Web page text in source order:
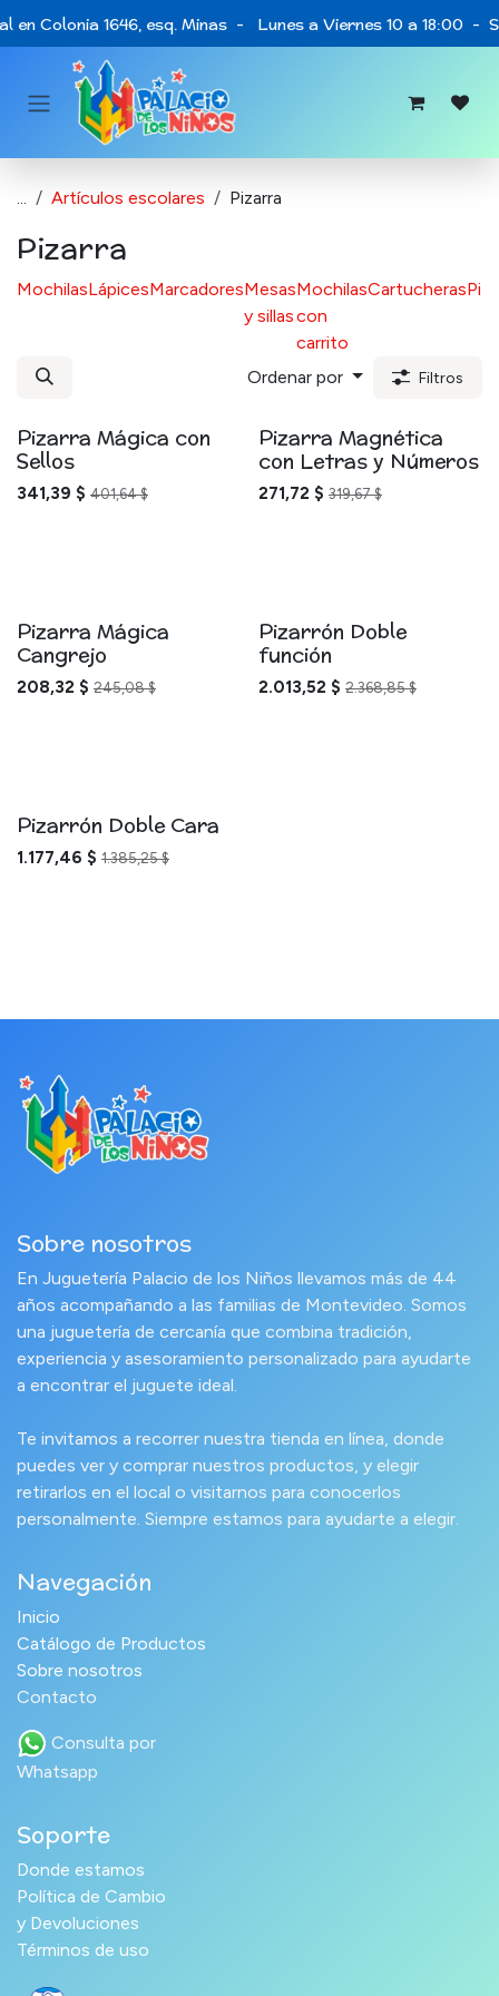
Ir al contenido
Colonia 1646, esq. Minas - Lunes a Viernes 10 a 18:00 -
... Artículos escolares Pizarra
Pizarra
MochilasLápicesMarcadoresMesas
y sillas
Mochilas
con
carrito
Cartucheras
Ordenar por Filtros
Pizarra Mágica con
Sellos
341,39 $ 401,64$
Pizarra Magnética
con Letras y Números
271,72 $ 319,67$
Pizarra Mágica
Cangrejo
208,32 $ 245,08$
Pizarrón Doble
función
2.013,52 $ 2.368,85$
Pizarrón Doble Cara
1.177,46 $ 1.385,25$
Sobre nosotros
En Juguetería Palacio de los Niños llevamos más de 44
años acompañando a las familias de Montevideo. Somos
una juguetería de cercanía que combina tradición,
experiencia y asesoramiento personalizado para ayudarte
a encontrar el juguete ideal.
Te invitamos a recorrer nuestra tienda en línea, donde
puedes ver y comprar nuestros productos, y elegir
retirarlos en el local o visitarnos para conocerlos
personalmente. Siempre estamos para ayudarte a elegir.
Navegación
Inicio
Catálogo de Productos
Sobre nosotros
Contacto
Consulta por
Whatsapp
Soporte
Donde estamos
Política de Cambio
y Devoluciones
Términos de uso